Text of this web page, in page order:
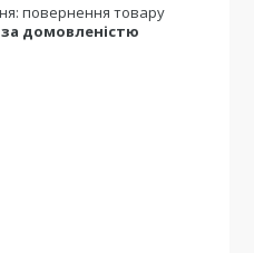
повернення товару
за домовленістю